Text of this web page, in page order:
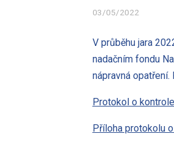
03/05/2022
V průběhu jara
nadačním fondu
nápravná
Protokol o
Příloha protokolu